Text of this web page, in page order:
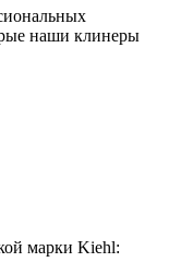
наши клинеры
марки Kiehl: